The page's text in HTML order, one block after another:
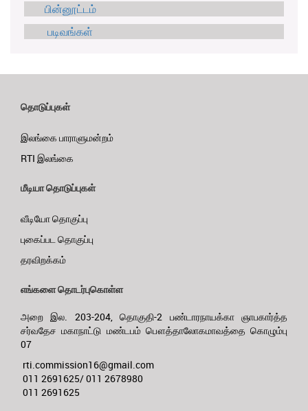
பின்னூட்டம்
படிவங்கள்
தொடுப்புகள்
இலங்கை பாராளுமன்றம்
RTI இலங்கை
மீடியா தொடுப்புகள்
வீடியோ தொகுப்பு
புகைப்பட தொகுப்பு
தரவிறக்கம்
எங்களை தொடர்புகொள்ள
அறை இல. 203-204, தொகுதி-2 பண்டாரநாயக்கா ஞாபகார்த்த
சர்வதேச மகாநாட்டு மண்டபம் பௌத்தாலோகமாவத்தை கொழும்பு
07
rti.commission16@gmail.com
011 2691625/ 011 2678980
011 2691625